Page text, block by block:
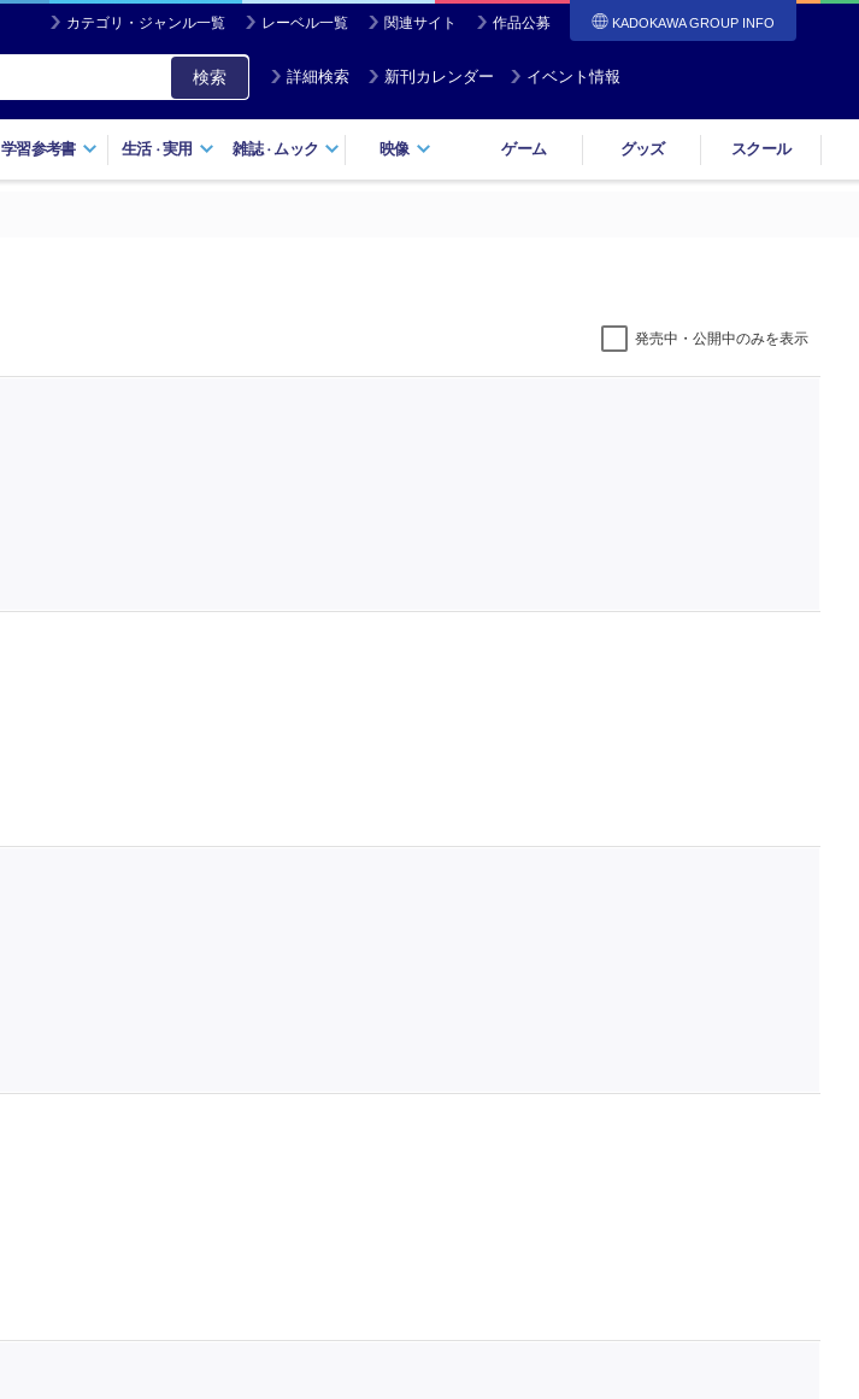
カテゴリ・ジャンル一覧 レーベル一覧 関連サイト 作品公募 KADOKAWA GROUP INFO
検索 詳細検索 新刊カレンダー イベント情報
学習参考書 生活・実用 雑誌・ ムック 映像 ゲーム グッズ スクール
発売中・公開中のみを表示